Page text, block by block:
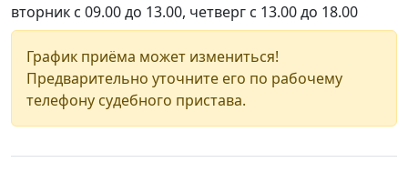
вторник с 09.00 до 13.00, четверг с 13.00 до 18.00
График приёма может измениться!
Предварительно уточните его по рабочему
телефону судебного пристава.